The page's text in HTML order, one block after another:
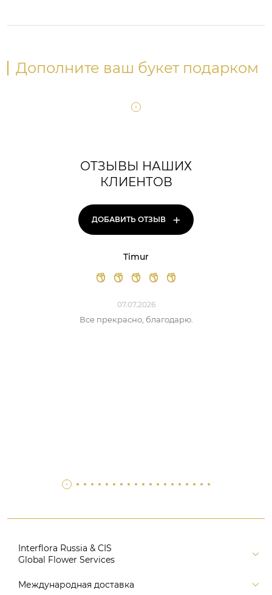
Дополните ваш букет подарком
ОТЗЫВЫ НАШИХ
КЛИЕНТОВ
ДОБАВИТЬ ОТЗЫВ +
Timur
07.07.2026
Все прекрасно, благодарю.
Interflora Russia & CIS
Global Flower Services
Версия для печати
Международная доставка